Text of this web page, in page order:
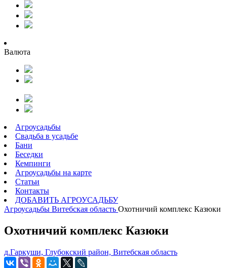
Валюта
Агроусадьбы
Свадьба в усадьбе
Бани
Беседки
Кемпинги
Агроусадьбы на карте
Статьи
Контакты
ДОБАВИТЬ АГРОУСАДЬБУ
Агроусадьбы Витебская область Охотничий комплекс Казюки
Охотничий комплекс Казюки
д.Гаркуши, Глубокский район, Витебская область